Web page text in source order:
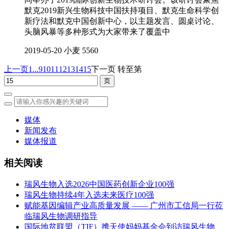
默克2019新兴生物科技中国扶持项目、默克生命科学创
新疗法和默克中国创新中心，以主题发言、圆桌讨论、
头脑风暴等多种形式为大家带来了覆盖中
2019-05-20 小麦 5560
上一页1...91011 12131415下一页 转至第
媒体
新闻发布
媒体报道
相关阅读
瑞风生物入选2026中国医药创新企业100强
瑞风生物持续4年入选未来医疗100强
赋能基因编辑产业高质量发展 —— 广州市工信局一行莅
临瑞风生物调研指导
国际地贫联盟（TIF）携天使妈妈基金会到访瑞风生物